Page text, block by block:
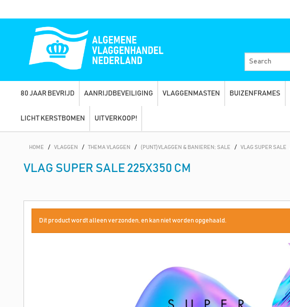
80 JAAR BEVRIJD AANRIJDBEVEILIGING VLAGGENMASTEN BUIZENFRAMES
LICHT KERSTBOMEN UITVERKOOP!
HOME / VLAGGEN / THEMA VLAGGEN / (PUNT)VLAGGEN & BANIEREN; SALE / VLAG SUPER SALE
VLAG SUPER SALE 225X350 CM
Dit product wordt alleen verzonden, en kan niet worden opgehaald.